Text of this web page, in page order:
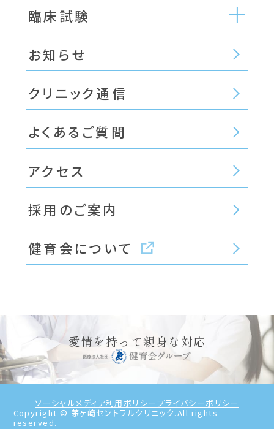
臨床試験
お知らせ
クリニック通信
よくあるご質問
アクセス
採用のご案内
健育会について
愛情を持って親身な対応
ソーシャルメディア利用ポリシープライバシーポリシー
Copyright © 茅ヶ崎セントラルクリニック.All rights
reserved.